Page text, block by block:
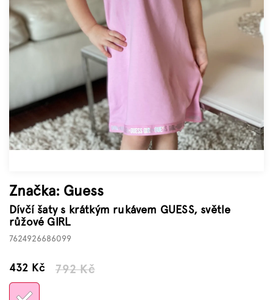
Značky
Měna
Přihlášení
Značka: Guess
Dívčí šaty s krátkým rukávem GUESS, světle
růžové GIRL
7624926686099
792 Kč
432 KčMěrná